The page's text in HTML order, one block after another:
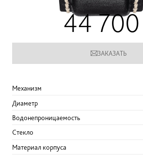
44 700
ЗАКАЗАТЬ
Механизм
Диаметр
Водонепроницаемость
Стекло
Материал корпуса